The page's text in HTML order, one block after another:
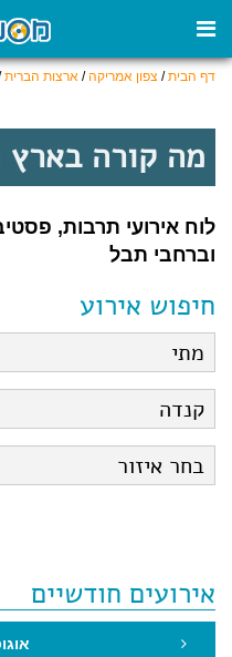
דף הבית/ צפון אמריקה/ ארצות הברית
מה קורה בארץ
לוח אירועי תרבות,
וברחבי תבל
חיפוש אירוע
אירועים חודשיים